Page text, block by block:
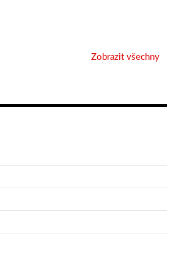
Zobrazit všechny